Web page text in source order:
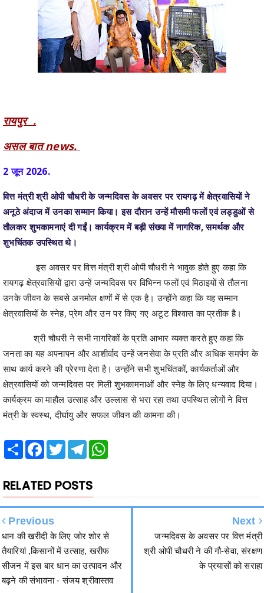
अनूठे अंदाज में उनका सम्मान किया। इस दौरान उन्हें मौसमी फलों एवं लड्डुओं से
तौलकर शुभकामनाएं दी गईं। कार्यक्रम में बड़ी संख्या में नागरिक, समर्थक और
शुभचिंतक उपस्थित थे।
इस अवसर पर वित्त मंत्री श्री ओपी चौधरी ने भावुक होते हुए कहा कि
रायगढ़ क्षेत्रवासियों द्वारा उन्हें जन्मदिवस पर विभिन्न फलों एवं मिठाइयों से तौलना
उनके जीवन के सबसे अनमोल क्षणों में से एक है। उन्होंने कहा कि यह सम्मान
क्षेत्रवासियों के स्नेह, प्रेम और उन पर किए गए अटूट विश्वास का प्रतीक है।
श्री चौधरी ने सभी नागरिकों के प्रति आभार व्यक्त करते हुए कहा कि
जनता का यह अपनापन और आशीर्वाद उन्हें जनसेवा के प्रति और अधिक समर्पण के
साथ कार्य करने की प्रेरणा देता है। उन्होंने सभी शुभचिंतकों, कार्यकर्ताओं और
क्षेत्रवासियों को जन्मदिवस पर मिली शुभकामनाओं और स्नेह के लिए धन्यवाद दिया।
कार्यक्रम का माहौल उत्साह और उल्लास से भरा रहा तथा उपस्थित लोगों ने वित्त
मंत्री के स्वस्थ, दीर्घायु और सफल जीवन की कामना की।
Share Facebook
TwitterTelegramWhatsApp
RELATED POSTS
Previous
तैयारियां ,किसानों में उत्साह, खरीफ
सीजन में इस बार धान का उत्पादन और
बढ़ने की संभावना - संजय श्रीवास्तव
श्री ओपी चौधरी ने की गौ-सेवा, संरक्षण
के प्रयासों को सराहा